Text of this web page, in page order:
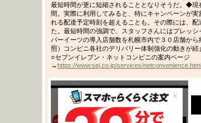
最短時間が更に短縮されることとなりそうだ。◆
間。実際に利用してみると、特にキャンペーンが
れる配達予定時刻を超えることも。その際には、
た。最短時間の強調で、スタッフさんにはプレッ
バーイーツの導入店舗数を札幌市内で３０店舗か
照）コンビニ各社のデリバリー体制強化の動きが続
○セブンイレブン・ネットコンビニの案内ページ
→https://www.sej.co.jp/services/netconvenience.html